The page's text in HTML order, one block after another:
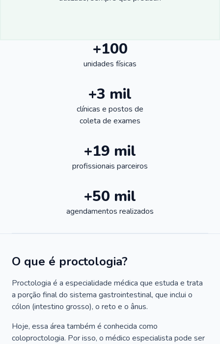
+100
unidades físicas
+3 mil
clínicas e postos de
coleta de exames
+19 mil
profissionais parceiros
+50 mil
agendamentos realizados
O que é proctologia?
Proctologia é a especialidade médica que estuda e trata
a porção final do sistema gastrointestinal, que inclui o
cólon (intestino grosso), o reto e o ânus.
Hoje, essa área também é conhecida como
coloproctologia. Por isso, o médico especialista pode ser